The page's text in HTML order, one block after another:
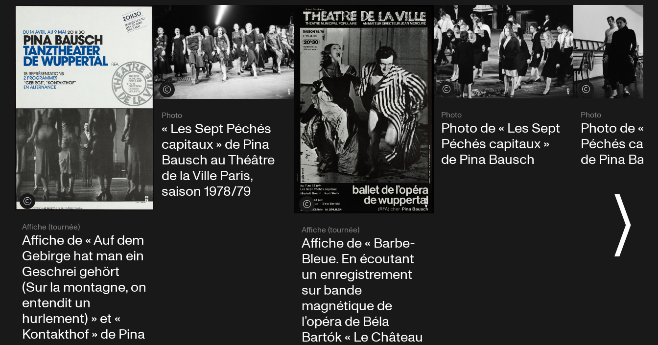
Voir les crédits
Affiche (tournée)
Affiche de « Auf dem
Gebirge hat man ein
Geschrei gehört
(Sur la montagne, on
entendit un
hurlement) » et «
Kontakthof » de Pina
Voir les crédits
Photo
« Les Sept Péchés
capitaux » de Pina
Bausch au Théâtre
de la Ville Paris,
saison 1978/79
Voir les crédits
Affiche (tournée)
Affiche de « Barbe-
Bleue. En écoutant
un enregistrement
sur bande
magnétique de
l’opéra de Béla
Bartók « Le Château
Voir les crédits
Photo
Photo de « Les Sept
Péchés capitaux »
de Pina Bausch
Voir les crédits
Photo
Photo de «
Péchés
de Pina